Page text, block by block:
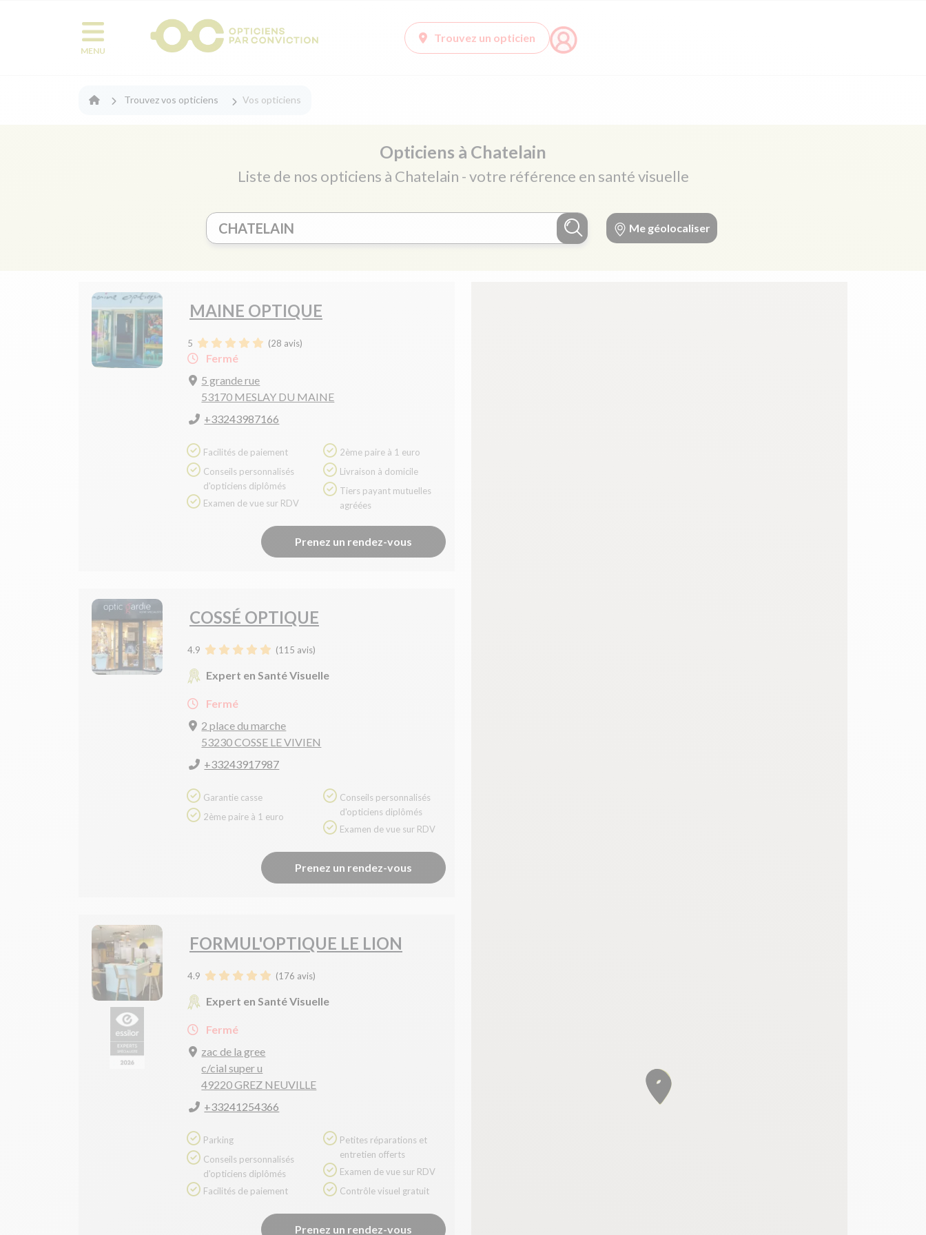
MENU
Trouvez un opticien
Trouvez vos opticiens Vos opticiens
Opticiens à Chatelain
Liste de nos opticiens à Chatelain - votre référence en santé visuelle
Me géolocaliser
MAINE OPTIQUE
5 (28 avis)
Fermé
5 grande rue
53170 MESLAY DU MAINE
+33243987166
Facilités de paiement
d'opticiens diplômés
Examen de vue sur RDV
2ème paire à 1 euro
Livraison à domicile
agréées
Prenez un rendez-vous
COSSÉ OPTIQUE
4.9 (115 avis)
Expert en Santé Visuelle
Fermé
2 place du marche
53230 COSSE LE VIVIEN
+33243917987
Garantie casse
2ème paire à 1 euro
d'opticiens diplômés
Examen de vue sur RDV
Prenez un rendez-vous
FORMUL'OPTIQUE LE LION
4.9 (176 avis)
Expert en Santé Visuelle
Fermé
zac de la gree
c/cial super u
49220 GREZ NEUVILLE
+33241254366
Parking
d'opticiens diplômés
Facilités de paiement
entretien offerts
Examen de vue sur RDV
Contrôle visuel gratuit
Prenez un rendez-vous